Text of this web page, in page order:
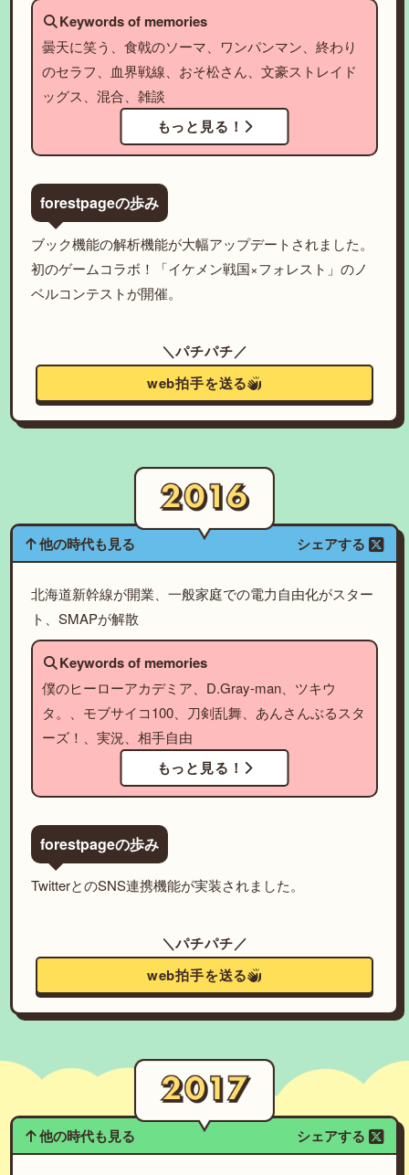
Keywords of memories
曇天に笑う、食戟のソーマ、ワンパンマン、終わり
のセラフ、血界戦線、おそ松さん、文豪ストレイド
ッグス、混合、雑談
もっと見る！
forestpageの歩み
ブック機能の解析機能が大幅アップデートされました。
初のゲームコラボ！「イケメン戦国×フォレスト」のノ
ベルコンテストが開催。
＼パチパチ／
web拍手を送る
他の時代も見る シェアする
北海道新幹線が開業、一般家庭での電力自由化がスター
ト、SMAPが解散
Keywords of memories
僕のヒーローアカデミア、D.Gray-man、ツキウ
タ。、モブサイコ100、刀剣乱舞、あんさんぶるスタ
ーズ！、実況、相手自由
もっと見る！
forestpageの歩み
TwitterとのSNS連携機能が実装されました。
＼パチパチ／
web拍手を送る
他の時代も見る シェアする